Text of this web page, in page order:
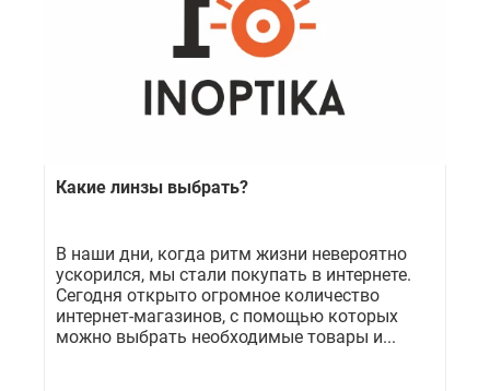
Какие линзы выбрать?
В наши дни, когда ритм жизни невероятно
ускорился, мы стали покупать в интернете.
Сегодня открыто огромное количество
интернет-магазинов, с помощью которых
можно выбрать необходимые товары и...